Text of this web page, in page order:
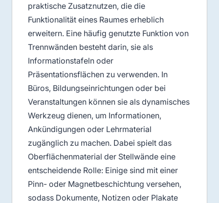
praktische Zusatznutzen, die die
Funktionalität eines Raumes erheblich
erweitern. Eine häufig genutzte Funktion von
Trennwänden besteht darin, sie als
Informationstafeln oder
Präsentationsflächen zu verwenden. In
Büros, Bildungseinrichtungen oder bei
Veranstaltungen können sie als dynamisches
Werkzeug dienen, um Informationen,
Ankündigungen oder Lehrmaterial
zugänglich zu machen. Dabei spielt das
Oberflächenmaterial der Stellwände eine
entscheidende Rolle: Einige sind mit einer
Pinn- oder Magnetbeschichtung versehen,
sodass Dokumente, Notizen oder Plakate